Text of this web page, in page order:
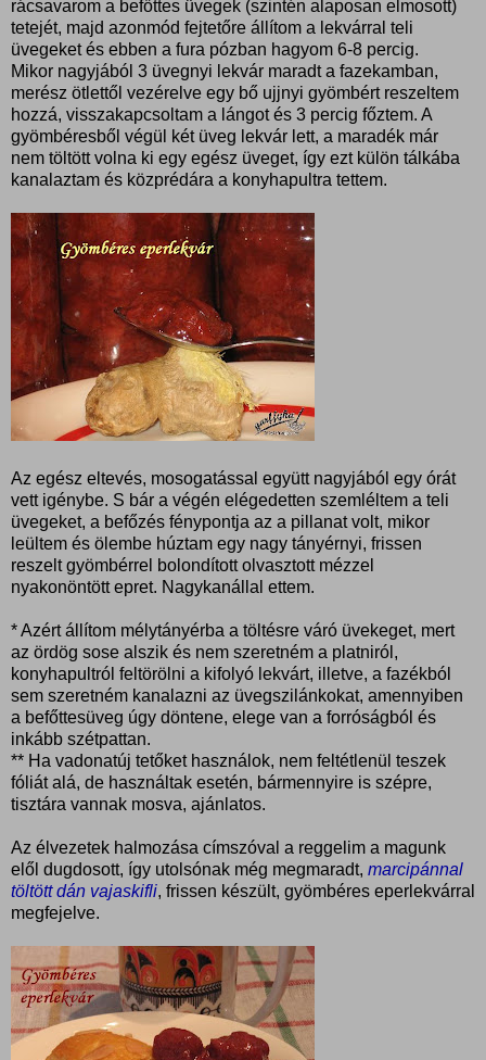
rácsavarom a befőttes üvegek (szintén alaposan elmosott)
tetejét, majd azonmód fejtetőre állítom a lekvárral teli
üvegeket és ebben a fura pózban hagyom 6-8 percig.
Mikor nagyjából 3 üvegnyi lekvár maradt a fazekamban,
merész ötlettől vezérelve egy bő ujjnyi gyömbért reszeltem
hozzá, visszakapcsoltam a lángot és 3 percig főztem. A
gyömbéresből végül két üveg lekvár lett, a maradék már
nem töltött volna ki egy egész üveget, így ezt külön tálkába
kanalaztam és közprédára a konyhapultra tettem.
Az egész eltevés, mosogatással együtt nagyjából egy órát
vett igénybe. S bár a végén elégedetten szemléltem a teli
üvegeket, a befőzés fénypontja az a pillanat volt, mikor
leültem és ölembe húztam egy nagy tányérnyi, frissen
reszelt gyömbérrel bolondított olvasztott mézzel
nyakonöntött epret. Nagykanállal ettem.
* Azért állítom mélytányérba a töltésre váró üvekeget, mert
az ördög sose alszik és nem szeretném a platniról,
konyhapultról feltörölni a kifolyó lekvárt, illetve, a fazékból
sem szeretném kanalazni az üvegszilánkokat, amennyiben
a befőttesüveg úgy döntene, elege van a forróságból és
inkább szétpattan.
** Ha vadonatúj tetőket használok, nem feltétlenül teszek
fóliát alá, de használtak esetén, bármennyire is szépre,
tisztára vannak mosva, ajánlatos.
Az élvezetek halmozása címszóval a reggelim a magunk
elől dugdosott, így utolsónak még megmaradt, marcipánnal
töltött dán vajaskifli, frissen készült, gyömbéres eperlekvárral
megfejelve.